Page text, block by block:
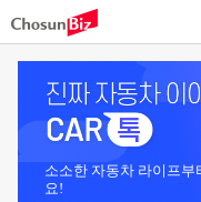
소소한 자동차 라이프부
요!